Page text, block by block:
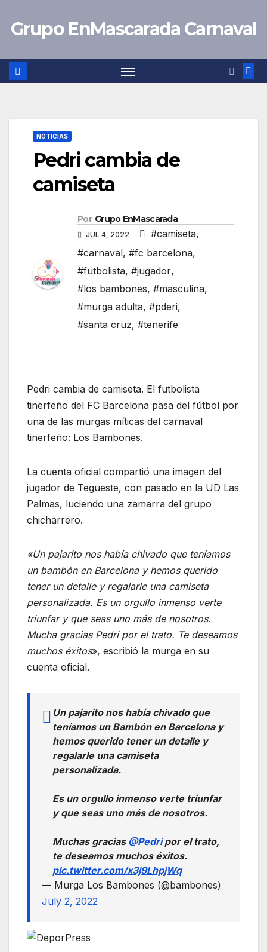
Grupo EnMascarada Carnaval
NOTICIAS
Pedri cambia de
camiseta
Por Grupo EnMascarada
JUL 4, 2022 #camiseta,
#carnaval, #fc barcelona,
#futbolista, #jugador,
#los bambones, #masculina,
#murga adulta, #pderi,
#santa cruz, #tenerife
Pedri cambia de camiseta. El futbolista
tinerfeño del FC Barcelona pasa del fútbol por
una de las murgas míticas del carnaval
tinerfeño: Los Bambones.
La cuenta oficial compartió una imagen del
jugador de Tegueste, con pasado en la UD Las
Palmas, luciendo una zamarra del grupo
chicharrero.
«Un pajarito nos había chivado que teníamos
un bambón en Barcelona y hemos querido
tener un detalle y regalarle una camiseta
personalizada. Es un orgullo inmenso verte
triunfar y que seas uno más de nosotros.
Mucha gracias Pedri por el trato. Te deseamos
muchos éxitos», escribió la murga en su
cuenta oficial.
Un pajarito nos había chivado que
teníamos un Bambón en Barcelona y
hemos querido tener un detalle y
regalarle una camiseta
personalizada.
Es un orgullo inmenso verte triunfar
y que seas uno más de nosotros.
Muchas gracias @Pedripor el trato,
te deseamos muchos éxitos.
pic.twitter.com/x3j9LhpjWq
— Murga Los Bambones (@bambones)
July 2, 2022